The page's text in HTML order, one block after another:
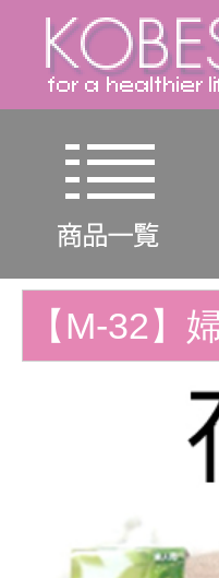
【M-32】